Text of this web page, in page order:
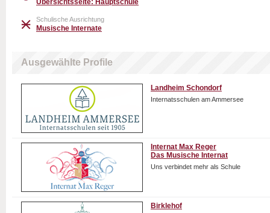
Übersichtsseite: Hauptschule
Schulische Ausrichtung
Musische Internate
Ausgewählte Profile
Landheim Schondorf
Internatsschulen am Ammersee
Internat Max Reger
Das Musische Internat
Uns verbindet mehr als Schule
Birklehof